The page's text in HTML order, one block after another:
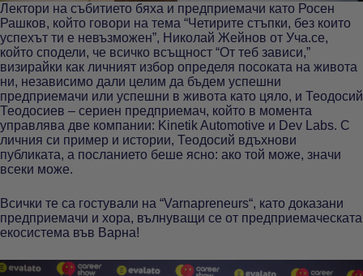
Лектори на събитието бяха и предприемачи като Росен
Рашков, който говори на тема “Четирите стъпки, без които
успехът ти е невъзможен”, Николай Жейнов от Уча.се,
който сподели, че всичко всъщност “От теб зависи,”
визирайки как личният избор определя посоката на живота
ни, независимо дали целим да бъдем успешни
предприемачи или успешни в живота като цяло, и Теодосий
Теодосиев – сериен предприемач, който в момента
управлява две компании: Kinetik Automotive и Dev Labs. С
личния си пример и истории, Теодосий вдъхнови
публиката, а посланието беше ясно: ако той може, значи
всеки може.
Всички те са гостували на “Varnapreneurs“, като доказани
предприемачи и хора, вълнуващи се от предприемаческата
екосистема във Варна!